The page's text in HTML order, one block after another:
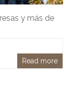
y más de
Read more